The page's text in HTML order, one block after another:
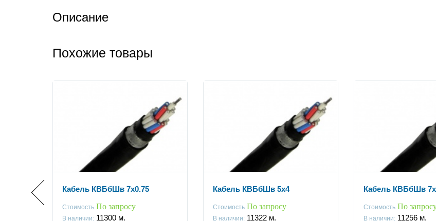
Описание
Похожие товары
Кабель КВБбШв 7x0.75
СтоимостьПо запросу
В наличии:11300 м.
Кабель КВБбШв 5x4
СтоимостьПо запросу
В наличии:11322 м.
Кабель КВБбШв
СтоимостьПо
В наличии:11256 м.